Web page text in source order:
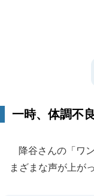
一時、体調不
降谷さんの「ワ
まざまな声が上が